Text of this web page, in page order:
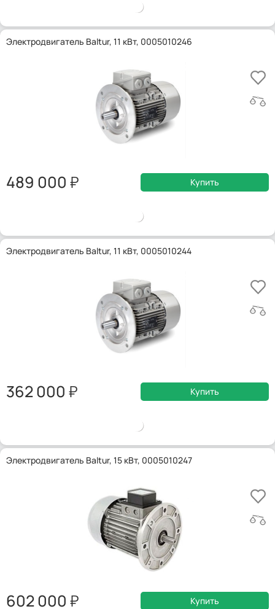
Электродвигатель Baltur, 11 кВт, 0005010246
489 000 Купить
Электродвигатель Baltur, 11 кВт, 0005010244
362 000 Купить
Электродвигатель Baltur, 15 кВт, 0005010247
602 000 Купить